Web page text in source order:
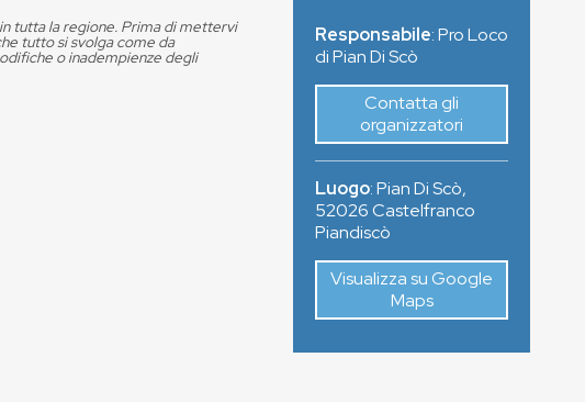
tutta la regione. Prima di mettervi
tutto si svolga come da
o inadempienze degli
Responsabile: Pro Loco
di Pian Di Scò
Contatta gli
organizzatori
Luogo:Pian Di Scò,
52026Castelfranco
Piandiscò
Visualizza su Google
Maps